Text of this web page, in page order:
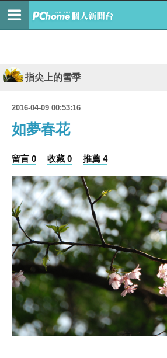
指尖上的雪季
2016-04-09 00:53:16
如夢春花
留言 0 收藏 0 推薦 4